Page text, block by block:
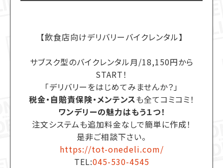
【飲食店向けデリバリーバイクレンタル】
サブスク型のバイクレンタル月/18,150円から
START！
「デリバリーをはじめてみませんか？」
税金・自賠責保険・メンテンスも全てコミコミ！
ワンデリーの魅力はもう１つ！
注文システムも追加料金なしで簡単に作成！
是非ご相談下さい。
https://tot-onedeli.com/
TEL:045-530-4545